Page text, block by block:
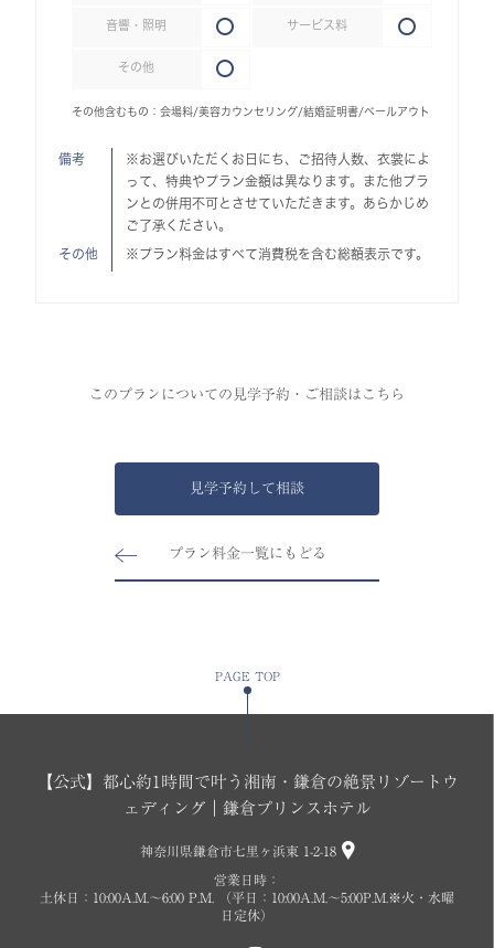
音響・照明 サービス料
その他
その他含むもの：会場料/美容カウンセリング/結婚証明書/ベールアウト
備考
※お選びいただくお日にち、ご招待人数、衣裳によ
って、特典やプラン金額は異なります。また他プラ
ンとの併用不可とさせていただきます。あらかじめ
ご了承ください。
その他 ※プラン料金はすべて消費税を含む総額表示です。
このプランについての見学予約・ご相談はこちら
見学予約して相談
プラン料金一覧にもどる
PAGE TOP
【公式】都心約1時間で叶う湘南・鎌倉の絶景リゾートウ
ェディング｜鎌倉プリンスホテル
神奈川県鎌倉市七里ヶ浜東 1-2-18
営業日時：
土休日：10:00A.M.〜6:00 P.M. （平日：10:00A.M.～5:00P.M.※火・水曜
日定休）